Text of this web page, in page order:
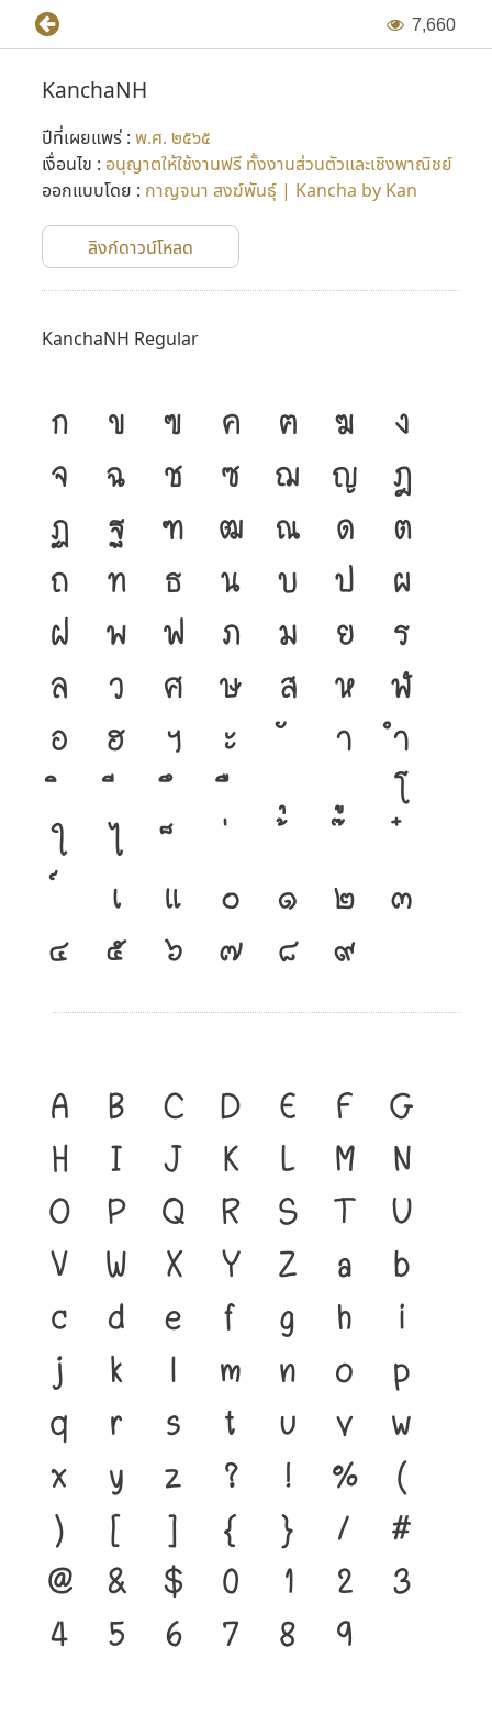
7,660
KanchaNH
ปีที่เผยแพร่ : พ.ศ. ๒๕๖๕
เงื่อนไข : อนุญาตให้ใช้งานฟรี ทั้งงานส่วนตัวและเชิงพาณิชย์
ออกแบบโดย : กาญจนา สงฆ์พันธุ์ | Kancha by Kan
ลิงก์ดาวน์โหลด
KanchaNH Regular
ก ข ฃ ค ฅ ฆ
ง
จ
ฉ ช ซ ฌ ญ
ฎ
ฏ
ฐ ฑ ฒ ณ ด
ต
ถ
ท ธ น บ ป
ผ
ฝ
พ ฟ ภ ม ย
ร
ล
ว ศ ษ ส ห
ฬ
อ
ฮ ฯ ะ า
ำ
โ
ใ
ไ
เ
แ ๐ ๑ ๒
๓
๔
๕ ๖ ๗ ๘ ๙
A B C D E F
G
H
I J K L M
N
O
P Q R S T
U
V
W X Y Z a
b
c
d e f g h
i
j
k l m n o
p
q
r s t u v
w
x
y z ? ! %
(
)
[ ] { } /
#
@
& $ 0 1 2
3
4
5 6 7 8 9